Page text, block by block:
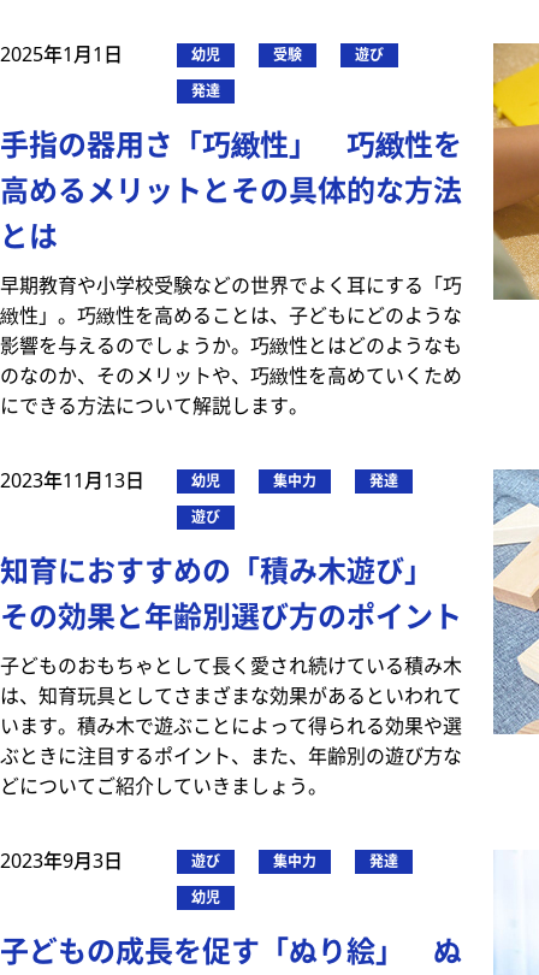
2025年1月1日 幼児 受験
遊び
発達
手指の器用さ「巧緻性」 巧緻性を
高めるメリットとその具体的な方法
とは
早期教育や小学校受験などの世界でよく耳にする「巧
緻性」。巧緻性を高めることは、子どもにどのような
影響を与えるのでしょうか。巧緻性とはどのようなも
のなのか、そのメリットや、巧緻性を高めていくため
にできる方法について解説します。
2023年11月13日 幼児 集中力
発達
遊び
知育におすすめの「積み木遊び」
その効果と年齢別選び方のポイント
子どものおもちゃとして長く愛され続けている積み木
は、知育玩具としてさまざまな効果があるといわれて
います。積み木で遊ぶことによって得られる効果や選
ぶときに注目するポイント、また、年齢別の遊び方な
どについてご紹介していきましょう。
2023年9月3日 遊び 集中力
発達
幼児
子どもの成長を促す「ぬり絵」 ぬ